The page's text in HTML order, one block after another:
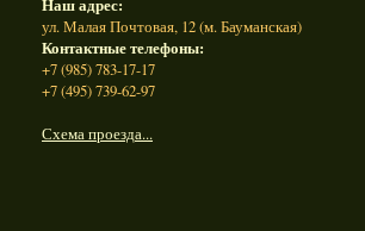
Наш адрес:
ул. Малая Почтовая, 12 (м. Бауманская)
Контактные телефоны:
+7 (985) 783-17-17
+7 (495) 739-62-97
Схема проезда...